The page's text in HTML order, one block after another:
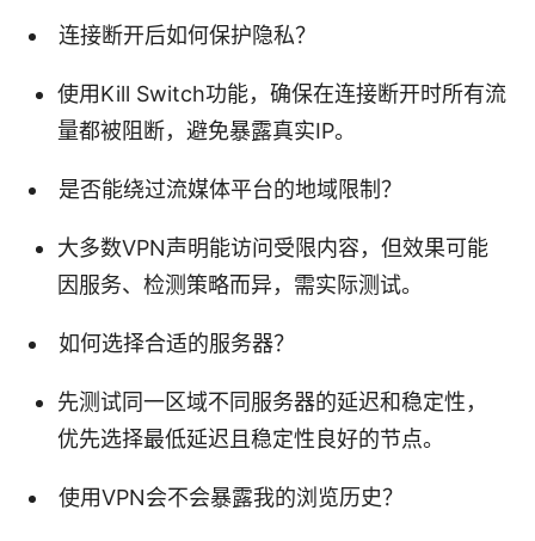
连接断开后如何保护隐私？
使用Kill Switch功能，确保在连接断开时所有流
量都被阻断，避免暴露真实IP。
是否能绕过流媒体平台的地域限制？
大多数VPN声明能访问受限内容，但效果可能
因服务、检测策略而异，需实际测试。
如何选择合适的服务器？
先测试同一区域不同服务器的延迟和稳定性，
优先选择最低延迟且稳定性良好的节点。
使用VPN会不会暴露我的浏览历史？